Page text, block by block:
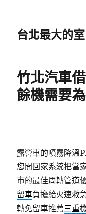
台北最大的
竹北汽車
餘機需要
露營車的噴霧降溫
您開回家系統把當
市的最佳周轉管道
留車負擔給火速救
轉免留車推薦三重